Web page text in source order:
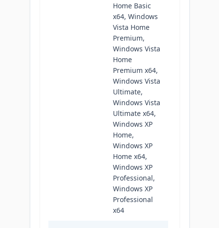
Home Basic
x64, Windows
Vista Home
Premium,
Windows Vista
Home
Premium x64,
Windows Vista
Ultimate,
Windows Vista
Ultimate x64,
Windows XP
Home,
Windows XP
Home x64,
Windows XP
Professional,
Windows XP
Professional
x64